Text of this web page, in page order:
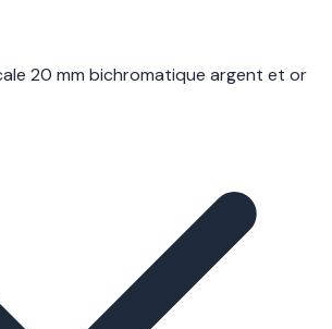
20 mm bichromatique argent et or